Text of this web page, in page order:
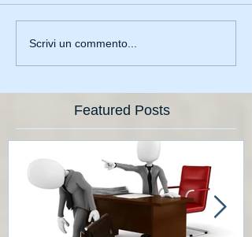
Scrivi un commento...
Featured Posts